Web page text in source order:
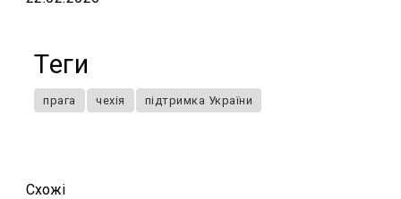
Теги
прага чехія підтримка України
Схожi